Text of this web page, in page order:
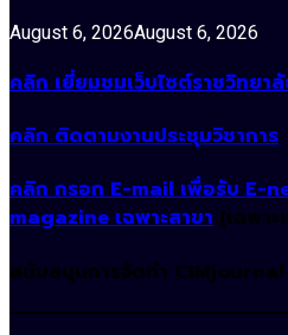
August 6, 2026August 6, 2026
คลิก เยี่ยมชมเว็บไซต์ราชวิทย
คลิก ติดตามงานประชุมวิชาการ
คลิก กรอก E-mail เพื่อรับ E-
magazine เฉพาะสาขา (เฉพา
สนับสนุนการจัดทำ CIMjournal